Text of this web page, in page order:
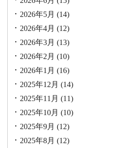
2026年5月 (14)
2026年4月 (12)
2026年3月 (13)
2026年2月 (10)
2026年1月 (16)
2025年12月 (14)
2025年11月 (11)
2025年10月 (10)
2025年9月 (12)
2025年8月 (12)